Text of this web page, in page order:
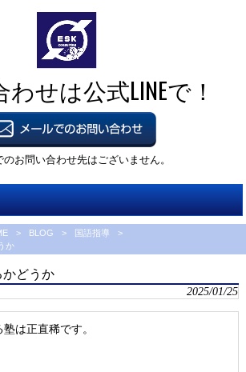
せは公式LINEで！
のお問い合わせ先はございません。
> BLOG > 国語指導
>
か
かどうか
2025/01/25
は正直稀です。